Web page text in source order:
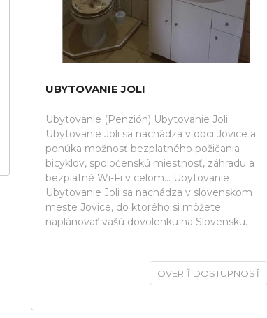
UBYTOVANIE JOLI
Ubytovanie (Penzión) Ubytovanie Joli.
Ubytovanie Joli sa nachádza v obci Jovice a
ponúka možnosť bezplatného požičania
bicyklov, spoločenskú miestnosť, záhradu a
bezplatné Wi-Fi v celom... Ubytovanie
Ubytovanie Joli sa nachádza v slovenskom
meste Jovice, do ktorého si môžete
naplánovať vašú dovolenku na Slovensku.
OVERIŤ DOSTUPNOSŤ